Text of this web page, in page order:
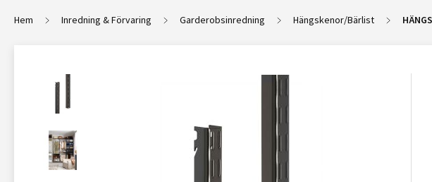
Hem Inredning & Förvaring Garderobsinredning Hängskenor/Bärlist